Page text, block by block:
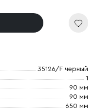
35126/F черный
1
90 мм
90 мм
650 мм